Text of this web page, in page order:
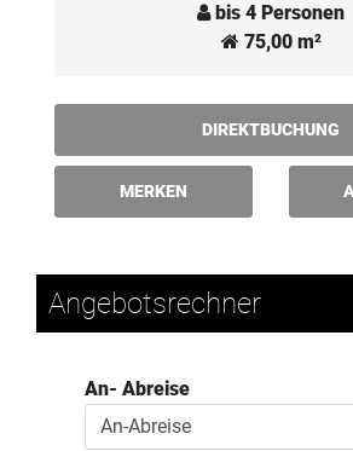
bis 4 Personen
75,00 m²
DIREKTBUCHUNG
MERKEN
Angebotsrechner
An- Abreise